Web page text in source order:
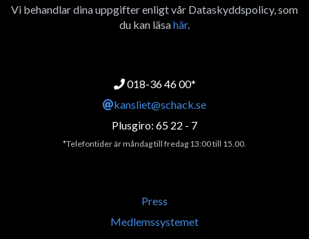
Vi behandlar dina uppgifter enligt vår Dataskyddspolicy, som
du kan läsahär.
018-36 46 00*
kansliet@schack.se
Plusgiro: 65 22 - 7
*Telefontider är måndag till fredag 13:00 till 15.00.
Press
Medlemssystemet